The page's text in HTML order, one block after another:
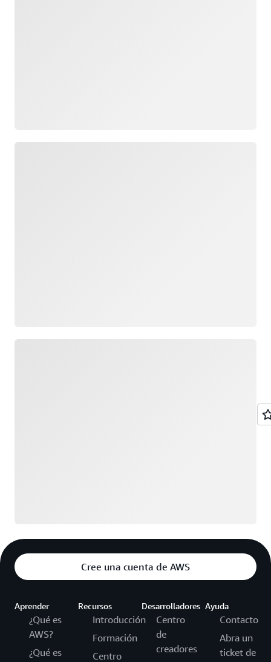
Cree una cuenta de AWS
Aprender
¿Qué es
AWS?
¿Qué es
Recursos
Introducción
Formación
Centro
Desarrolladores
Centro
de
creadores
Ayuda
Contacto
Abra un
ticket de